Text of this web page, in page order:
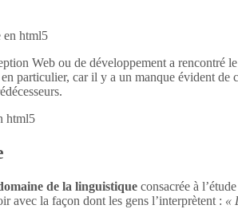
Web ou de développement a rencontré
particulier, car il y a un manque évident
html5
de la linguistique consacrée à
avec la façon dont les gens l’interprètent : «